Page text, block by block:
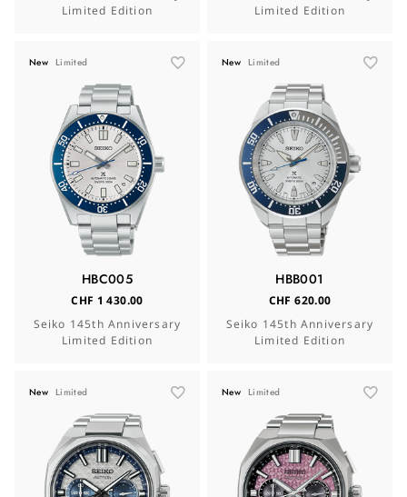
Limited Edition
Limited Edition
New Limited
HBC005
CHF 1 430.00
Seiko 145th Anniversary
Limited Edition
New Limited
HBB001
CHF 620.00
Seiko 145th Anniversary
Limited Edition
New Limited New Limited